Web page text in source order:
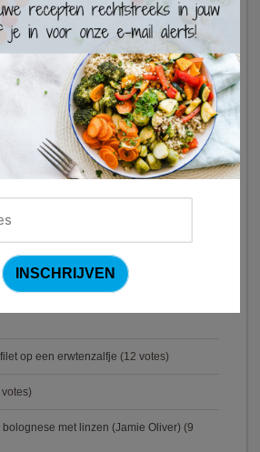
en rodekoolsla(8 votes)
(7 votes)
garnalen (7 votes)
vijgen en bospaddestoelen(5
Ramsay)(5 votes)
(13 votes)
op een erwtenzalfje (12 votes)
votes)
met linzen (Jamie Oliver) (9